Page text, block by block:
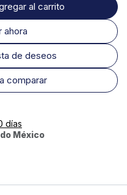
al carrito
ahora
comparar
de deseos
días
México